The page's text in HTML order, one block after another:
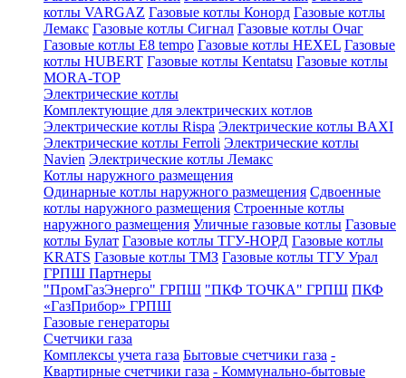
котлы VARGAZ Газовые котлы Конорд Газовые котлы
Лемакс Газовые котлы Сигнал Газовые котлы Очаг
Газовые котлы E8 tempo Газовые котлы HEXEL Газовые
котлы HUBERT Газовые котлы Kentatsu Газовые котлы
MORA-TOP
Электрические котлы
Комплектующие для электрических котлов
Электрические котлы Rispa Электрические котлы BAXI
Электрические котлы Ferroli Электрические котлы
Navien Электрические котлы Лемакс
Котлы наружного размещения
Одинарные котлы наружного размещения Сдвоенные
котлы наружного размещения Строенные котлы
наружного размещения Уличные газовые котлы Газовые
котлы Булат Газовые котлы ТГУ-НОРД Газовые котлы
KRATS Газовые котлы ТМЗ Газовые котлы ТГУ Урал
ГРПШ Партнеры
"ПромГазЭнерго" ГРПШ "ПКФ ТОЧКА" ГРПШ ПКФ
«ГазПрибор» ГРПШ
Газовые генераторы
Счетчики газа
Комплексы учета газа Бытовые счетчики газа -
Квартирные счетчики газа - Коммунально-бытовые